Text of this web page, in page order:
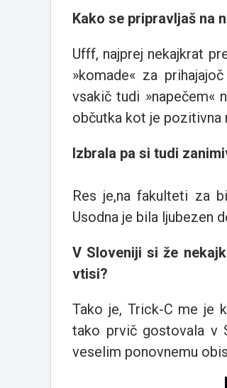
Kako se pripravljaš na
Ufff, najprej nekajkrat
»komade« za
vsakič tudi »napečem«
občutka kot je pozitivna
Izbrala pa si tudi
Res je,na fakulteti za
Usodna je bila ljubezen
V Sloveniji si že
vtisi?
Tako je, Trick-C me je
tako prvič gostovala v
veselim ponovnemu